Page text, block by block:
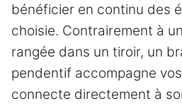
bénéficier en continu des
choisie. Contrairement à
rangée dans un tiroir, un
pendentif accompagne
connecte directement à